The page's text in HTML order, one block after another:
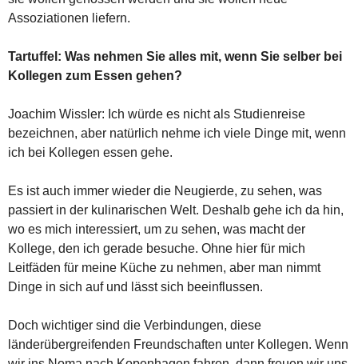
Assoziationen liefern.
Tartuffel: Was nehmen Sie alles mit, wenn Sie selber bei
Kollegen zum Essen gehen?
Joachim Wissler: Ich würde es nicht als Studienreise
bezeichnen, aber natürlich nehme ich viele Dinge mit, wenn
ich bei Kollegen essen gehe.
Es ist auch immer wieder die Neugierde, zu sehen, was
passiert in der kulinarischen Welt. Deshalb gehe ich da hin,
wo es mich interessiert, um zu sehen, was macht der
Kollege, den ich gerade besuche. Ohne hier für mich
Leitfäden für meine Küche zu nehmen, aber man nimmt
Dinge in sich auf und lässt sich beeinflussen.
Doch wichtiger sind die Verbindungen, diese
länderübergreifenden Freundschaften unter Kollegen. Wenn